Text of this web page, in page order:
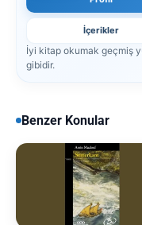
İçerikler
İyi kitap okumak geçmiş
gibidir.
Benzer Konular